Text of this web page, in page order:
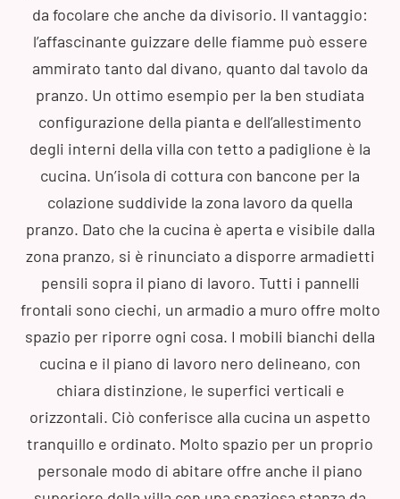
da focolare che anche da divisorio. Il vantaggio:
l’affascinante guizzare delle fiamme può essere
ammirato tanto dal divano, quanto dal tavolo da
pranzo. Un ottimo esempio per la ben studiata
configurazione della pianta e dell’allestimento
degli interni della villa con tetto a padiglione è la
cucina. Un’isola di cottura con bancone per la
colazione suddivide la zona lavoro da quella
pranzo. Dato che la cucina è aperta e visibile dalla
zona pranzo, si è rinunciato a disporre armadietti
pensili sopra il piano di lavoro. Tutti i pannelli
frontali sono ciechi, un armadio a muro offre molto
spazio per riporre ogni cosa. I mobili bianchi della
cucina e il piano di lavoro nero delineano, con
chiara distinzione, le superfici verticali e
orizzontali. Ciò conferisce alla cucina un aspetto
tranquillo e ordinato. Molto spazio per un proprio
personale modo di abitare offre anche il piano